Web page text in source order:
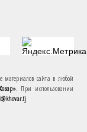
сайта в любой
. При использовании